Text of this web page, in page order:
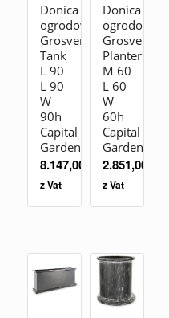
Donica
ogrodowa
Grosvenor
Tank
L 90
L 90
W
90h
Capital
Garden
8.147,00
z Vat
Donica
ogrodowa
Grosvenor
Planter
M 60
L 60
W
60h
Capital
Garden
2.851,00
z Vat